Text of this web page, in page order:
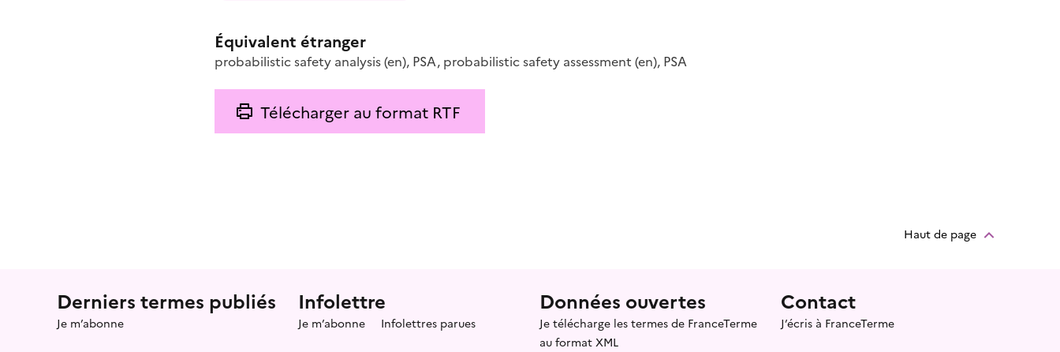
Équivalent étranger
probabilistic safety analysis(en), PSA, probabilistic safety assessment (en), PSA
Télécharger au format RTF
Haut de page
Menu prefooter
Derniers termes publiés
Je m’abonne
Infolettre
Je m’abonne Infolettres parues
Données ouvertes
Je télécharge les termes de FranceTerme
au format XML
Contact
J’écris à FranceTerme